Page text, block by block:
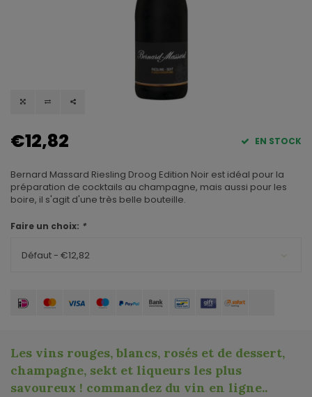
€12,82 EN STOCK
Bernard Massard Riesling Droog Edition Noir est idéal pour la
préparation de cocktails au champagne, mais aussi pour les
boire, il s'agit d'une très belle bouteille.
Faire un choix: *
Défaut - €12,82
Les vins rouges, blancs, rosés et de dessert,
champagne, sekt et liqueurs les plus
savoureux ! commandez du vin en ligne..